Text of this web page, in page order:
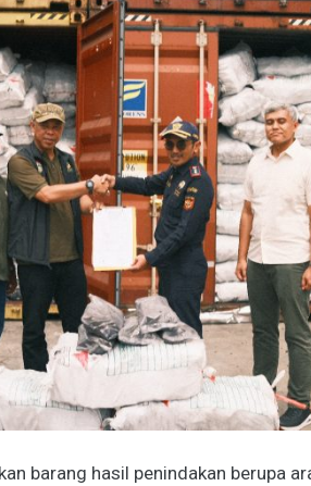
barang hasil penindakan berupa